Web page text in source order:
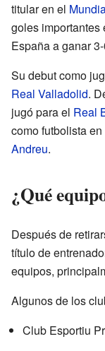
titular en el
goles importantes
España a ganar
Su debut como
Real Valladolid.
jugó para el Real
como futbolista
Andreu.
¿Qué
Después de
título de
equipos,
Algunos de los
Club Esportiu